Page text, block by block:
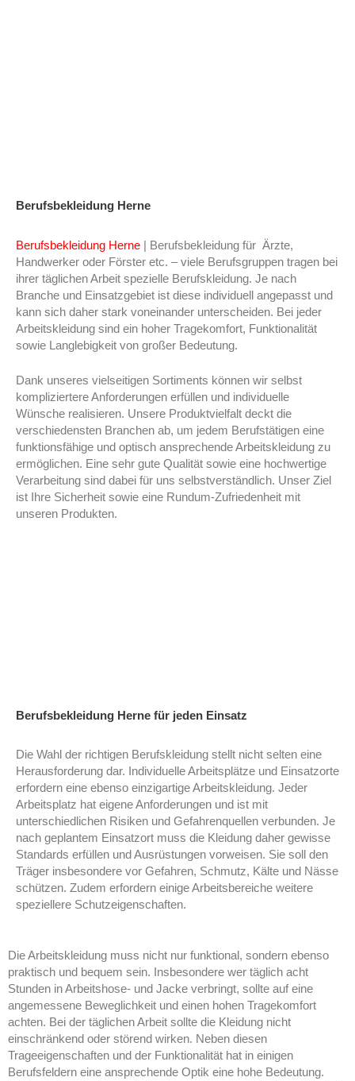
Berufsbekleidung Herne
Berufsbekleidung Herne | Berufsbekleidung für Ärzte,
Handwerker oder Förster etc. – viele Berufsgruppen tragen bei
ihrer täglichen Arbeit spezielle Berufskleidung. Je nach
Branche und Einsatzgebiet ist diese individuell angepasst und
kann sich daher stark voneinander unterscheiden. Bei jeder
Arbeitskleidung sind ein hoher Tragekomfort, Funktionalität
sowie Langlebigkeit von großer Bedeutung.
Dank unseres vielseitigen Sortiments können wir selbst
kompliziertere Anforderungen erfüllen und individuelle
Wünsche realisieren. Unsere Produktvielfalt deckt die
verschiedensten Branchen ab, um jedem Berufstätigen eine
funktionsfähige und optisch ansprechende Arbeitskleidung zu
ermöglichen. Eine sehr gute Qualität sowie eine hochwertige
Verarbeitung sind dabei für uns selbstverständlich. Unser Ziel
ist Ihre Sicherheit sowie eine Rundum-Zufriedenheit mit
unseren Produkten.
Berufsbekleidung Herne für jeden Einsatz
Die Wahl der richtigen Berufskleidung stellt nicht selten eine
Herausforderung dar. Individuelle Arbeitsplätze und Einsatzorte
erfordern eine ebenso einzigartige Arbeitskleidung. Jeder
Arbeitsplatz hat eigene Anforderungen und ist mit
unterschiedlichen Risiken und Gefahrenquellen verbunden. Je
nach geplantem Einsatzort muss die Kleidung daher gewisse
Standards erfüllen und Ausrüstungen vorweisen. Sie soll den
Träger insbesondere vor Gefahren, Schmutz, Kälte und Nässe
schützen. Zudem erfordern einige Arbeitsbereiche weitere
speziellere Schutzeigenschaften.
Die Arbeitskleidung muss nicht nur funktional, sondern ebenso
praktisch und bequem sein. Insbesondere wer täglich acht
Stunden in Arbeitshose- und Jacke verbringt, sollte auf eine
angemessene Beweglichkeit und einen hohen Tragekomfort
achten. Bei der täglichen Arbeit sollte die Kleidung nicht
einschränkend oder störend wirken. Neben diesen
Trageeigenschaften und der Funktionalität hat in einigen
Berufsfeldern eine ansprechende Optik eine hohe Bedeutung.